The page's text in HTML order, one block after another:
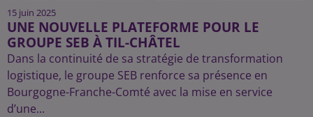
15 juin 2025
UNE NOUVELLE PLATEFORME POUR LE
GROUPE SEB À TIL-CHÂTEL
Dans la continuité de sa stratégie de transformation
logistique, le groupe SEB renforce sa présence en
Bourgogne-Franche-Comté avec la mise en service
d’une...